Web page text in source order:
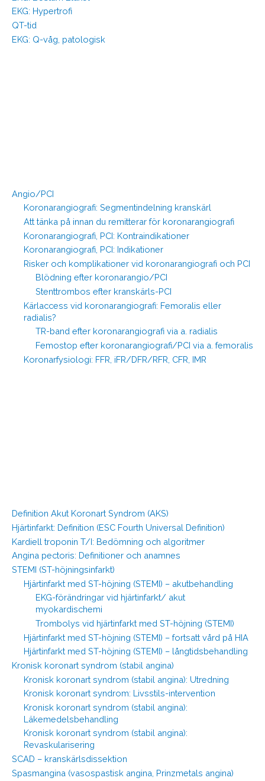
EKG: Hypertrofi
QT-tid
EKG: Q-våg, patologisk
Angio/PCI
Koronarangiografi: Segmentindelning kranskärl
Att tänka på innan du remitterar för koronarangiografi
Koronarangiografi, PCI: Kontraindikationer
Koronarangiografi, PCI: Indikationer
Risker och komplikationer vid koronarangiografi och PCI
Blödning efter koronarangio/PCI
Stenttrombos efter kranskärls-PCI
Kärlaccess vid koronarangiografi: Femoralis eller
radialis?
TR-band efter koronarangiografi via a. radialis
Femostop efter koronarangiografi/PCI via a. femoralis
Koronarfysiologi: FFR, iFR/DFR/RFR, CFR, IMR
Definition Akut Koronart Syndrom (AKS)
Hjärtinfarkt: Definition (ESC Fourth Universal Definition)
Kardiell troponin T/I: Bedömning och algoritmer
Angina pectoris: Definitioner och anamnes
STEMI (ST-höjningsinfarkt)
Hjärtinfarkt med ST-höjning (STEMI) – akutbehandling
EKG-förändringar vid hjärtinfarkt/ akut
myokardischemi
Trombolys vid hjärtinfarkt med ST-höjning (STEMI)
Hjärtinfarkt med ST-höjning (STEMI) – fortsatt vård på HIA
Hjärtinfarkt med ST-höjning (STEMI) – långtidsbehandling
Kronisk koronart syndrom (stabil angina)
Kronisk koronart syndrom (stabil angina): Utredning
Kronisk koronart syndrom: Livsstils-intervention
Kronisk koronart syndrom (stabil angina):
Läkemedelsbehandling
Kronisk koronart syndrom (stabil angina):
Revaskularisering
SCAD – kranskärlsdissektion
Spasmangina (vasospastisk angina, Prinzmetals angina)